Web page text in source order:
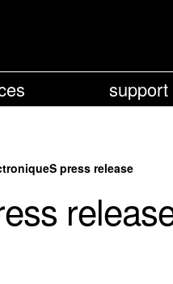
support
press release